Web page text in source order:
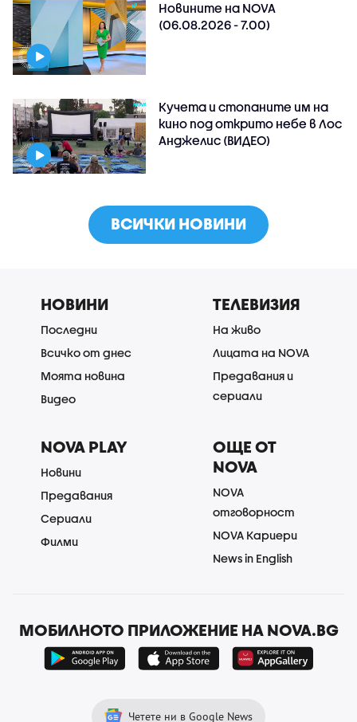
Новините на NOVA
(06.08.2026 - 7.00)
Кучета и стопаните им на
кино под открито небе в Лос
Анджелис (ВИДЕО)
ВСИЧКИ НОВИНИ
НОВИНИ
Последни
Всичко от днес
Моята новина
Видео
ТЕЛЕВИЗИЯ
На живо
Лицата на NOVA
Предавания и
сериали
NOVA PLAY
Новини
Предавания
Сериали
Филми
ОЩЕ ОТ
NOVA
NOVA
отговорност
NOVA Кариери
News in English
МОБИЛНОТО ПРИЛОЖЕНИЕ НА NOVA.BG
Четете ни в Google News